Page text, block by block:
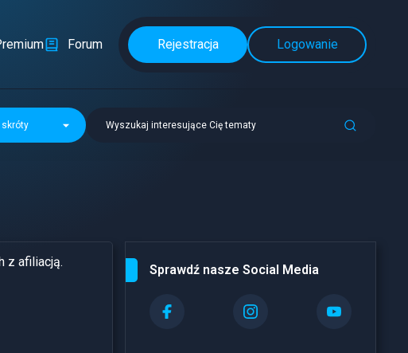
Forum Rejestracja Logowanie
skróty Wyszukaj interesujące Cię tematy
z afiliacją.
Sprawdź nasze Social Media